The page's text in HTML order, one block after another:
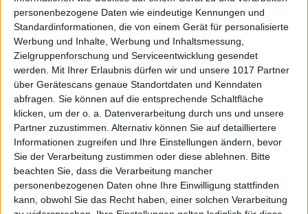
personenbezogene Daten wie eindeutige Kennungen und
Standardinformationen, die von einem Gerät für personalisierte
Werbung und Inhalte, Werbung und Inhaltsmessung,
Zielgruppenforschung und Serviceentwicklung gesendet
werden.
Mit Ihrer Erlaubnis dürfen wir und unsere 1017 Partner
über Gerätescans genaue Standortdaten und Kenndaten
abfragen. Sie können auf die entsprechende Schaltfläche
klicken, um der o. a. Datenverarbeitung durch uns und unsere
Partner zuzustimmen. Alternativ können Sie auf detailliertere
Informationen zugreifen und Ihre Einstellungen ändern, bevor
Sie der Verarbeitung zustimmen oder diese ablehnen.
Bitte
beachten Sie, dass die Verarbeitung mancher
personenbezogenen Daten ohne Ihre Einwilligung stattfinden
kann, obwohl Sie das Recht haben, einer solchen Verarbeitung